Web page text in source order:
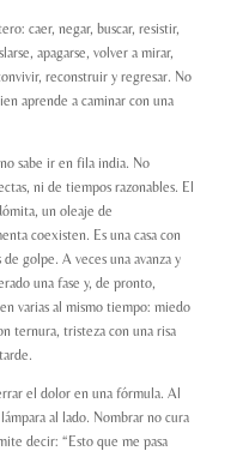
caer, negar, buscar, resistir,
apagarse, volver a mirar,
reconstruir y regresar. No
aprende a caminar con una
sabe ir en fila india. No
ni de tiempos razonables. El
un oleaje de
coexisten. Es una casa con
de golpe. A veces una avanza y
una fase y, de pronto,
varias al mismo tiempo: miedo
ternura, tristeza con una risa
el dolor en una fórmula. Al
al lado. Nombrar no cura
decir: “Esto que me pasa